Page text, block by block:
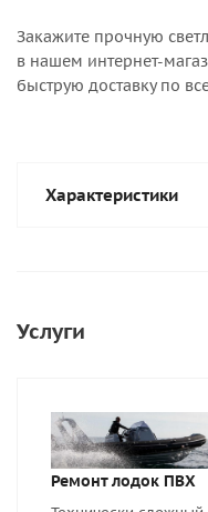
Закажите прочную
в нашем интернет-
быструю доставку по
Характеристики
Услуги
Ремонт лодок ПВХ